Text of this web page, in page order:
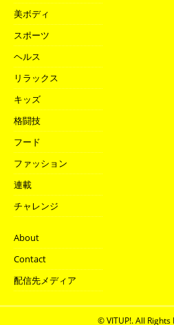
美ボディ
スポーツ
ヘルス
リラックス
キッズ
格闘技
フード
ファッション
連載
チャレンジ
About
Contact
配信先メディア
© VITUP!. All Rights